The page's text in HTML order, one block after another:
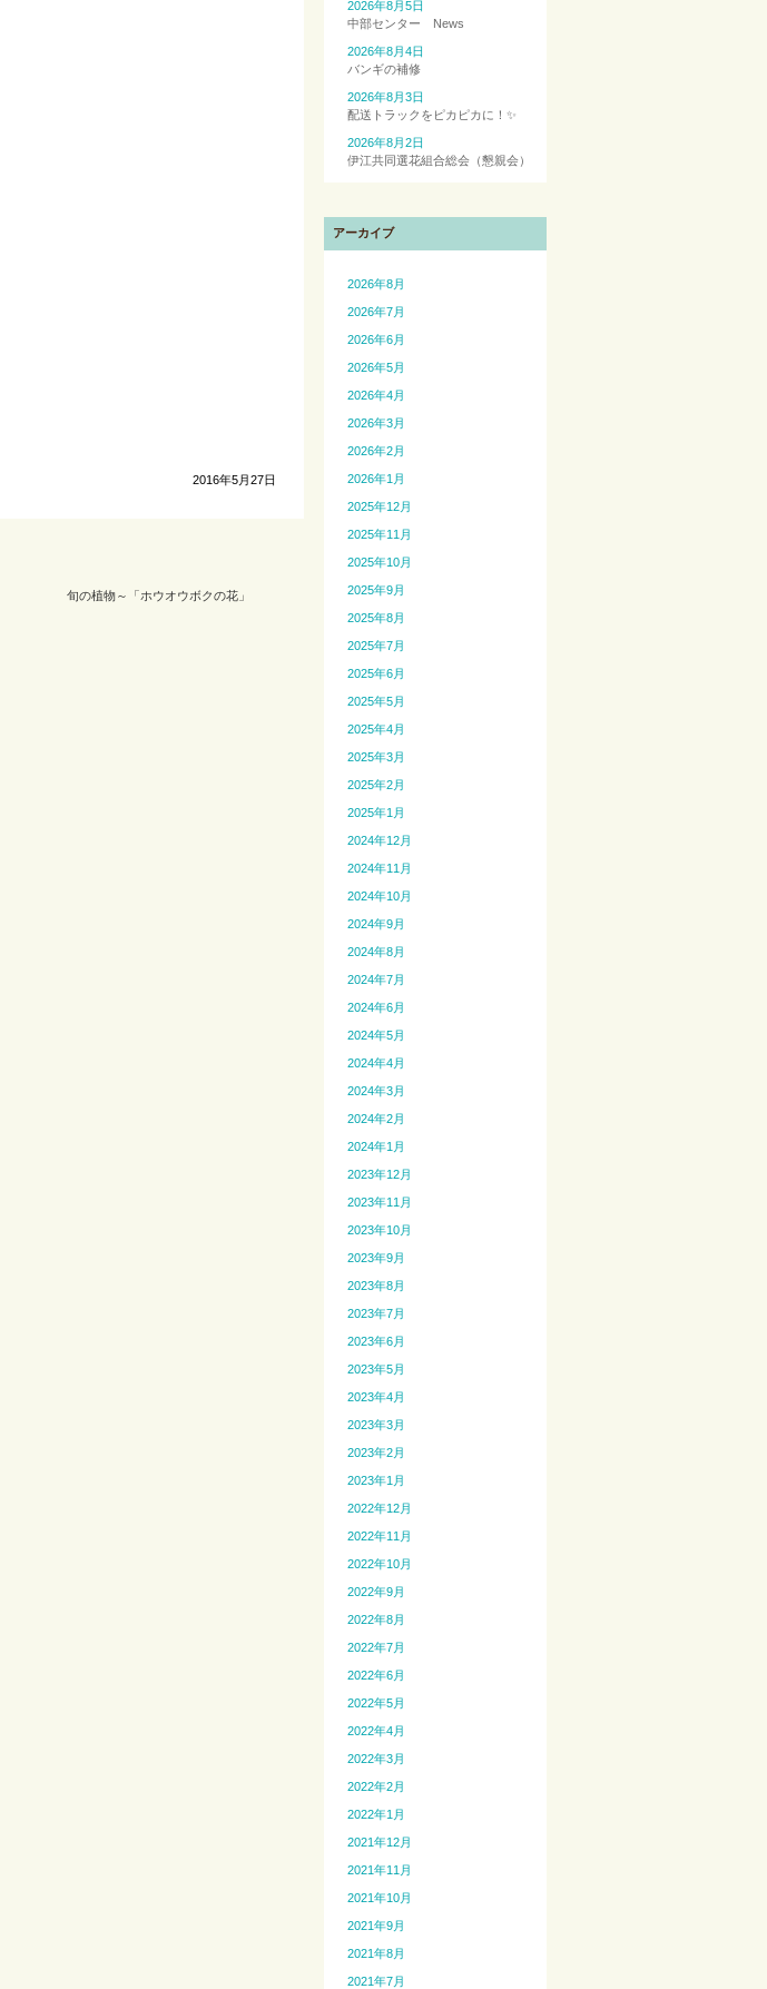
2016年5月27日
旬の植物～「ホウオウボクの花」
2026年8月5日
中部センター News
2026年8月4日
バンギの補修
2026年8月3日
配送トラックをピカピカに！✨
2026年8月2日
伊江共同選花組合総会（懇親会）
アーカイブ
2026年8月
2026年7月
2026年6月
2026年5月
2026年4月
2026年3月
2026年2月
2026年1月
2025年12月
2025年11月
2025年10月
2025年9月
2025年8月
2025年7月
2025年6月
2025年5月
2025年4月
2025年3月
2025年2月
2025年1月
2024年12月
2024年11月
2024年10月
2024年9月
2024年8月
2024年7月
2024年6月
2024年5月
2024年4月
2024年3月
2024年2月
2024年1月
2023年12月
2023年11月
2023年10月
2023年9月
2023年8月
2023年7月
2023年6月
2023年5月
2023年4月
2023年3月
2023年2月
2023年1月
2022年12月
2022年11月
2022年10月
2022年9月
2022年8月
2022年7月
2022年6月
2022年5月
2022年4月
2022年3月
2022年2月
2022年1月
2021年12月
2021年11月
2021年10月
2021年9月
2021年8月
2021年7月